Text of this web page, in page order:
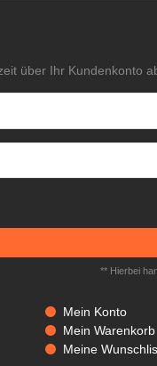
über Ihr Kundenkonto
** Hierbei
Mein Konto
Mein Warenkorb
Meine